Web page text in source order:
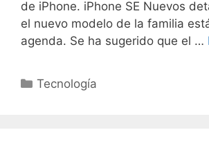
de iPhone. iPhone SE Nuevos
el nuevo modelo de la familia
agenda. Se ha sugerido que el …
C
Tecnología